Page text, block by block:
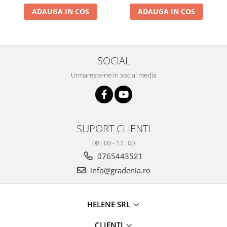
Produse decorative
Scule si accesorii pneumatice
Aeroterme si tunuri de caldura
Aspiratoare profesionale
Ciocane demolatoare
ADAUGA IN COS ADAUGA IN COS
SOCIAL
Urmareste-ne in social media
SUPORT CLIENTI
08 : 00 - 17 : 00
0765443521
info@gradenia.ro
HELENE SRL
CLIENTI